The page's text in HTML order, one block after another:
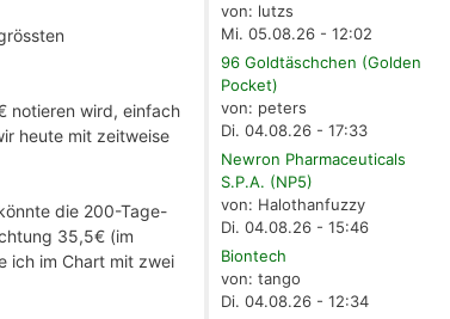
notieren wird, einfach
heute mit zeitweise
die 200-Tage-
35,5€ (im
ich im Chart mit zwei
von: lutzs
Mi. 05.08.26 - 12:02
96 Goldtäschchen (Golden
Pocket)
von: peters
Di. 04.08.26 - 17:33
Newron Pharmaceuticals
S.P.A. (NP5)
von: Halothanfuzzy
Di. 04.08.26 - 15:46
Biontech
von: tango
Di. 04.08.26 - 12:34